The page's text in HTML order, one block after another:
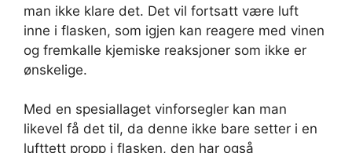
man ikke klare det. Det vil fortsatt være luft
inne i flasken, som igjen kan reagere med vinen
og fremkalle kjemiske reaksjoner som ikke er
ønskelige.
Med en spesiallaget vinforsegler kan man
likevel få det til, da denne ikke bare setter i en
lufttett propp i flasken, den har også